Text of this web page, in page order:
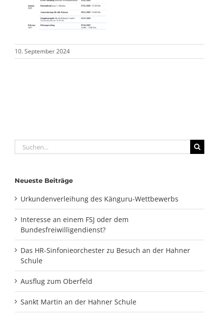
10. September 2024
Suche
nach:
Neueste Beiträge
Urkundenverleihung des Känguru-Wettbewerbs
Interesse an einem FSJ oder dem
Bundesfreiwilligendienst?
Das HR-Sinfonieorchester zu Besuch an der Hahner
Schule
Ausflug zum Oberfeld
Sankt Martin an der Hahner Schule